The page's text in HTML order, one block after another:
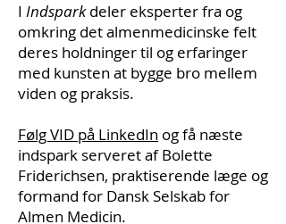
I Indsparkdeler eksperter fra og
omkring det almenmedicinske felt
deres holdninger til og erfaringer
med kunsten at bygge bro mellem
viden og praksis.
Følg VID på LinkedIn og få næste
indspark serveret af Bolette
Friderichsen, praktiserende læge og
formand for Dansk Selskab for
Almen Medicin.